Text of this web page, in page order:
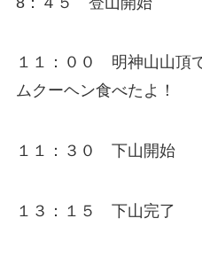
１１：００ 明神山山頂
ムクーヘン食べたよ！
１１：３０ 下山開始
１３：１５ 下山完了